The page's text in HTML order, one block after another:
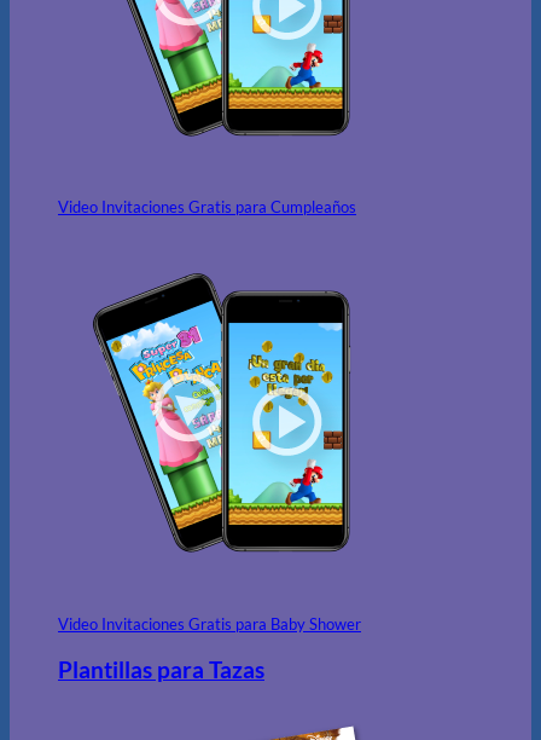
Video Invitaciones Gratis para Cumpleaños
Video Invitaciones Gratis para Baby Shower
Plantillas para Tazas